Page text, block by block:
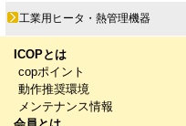
工業用ヒータ・熱管理機器
ICOPとは
copポイント
動作推奨環境
メンテナンス情報